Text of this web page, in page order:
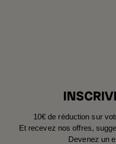
10€ de réduction sur
Et recevez nos offres,
Devenez un